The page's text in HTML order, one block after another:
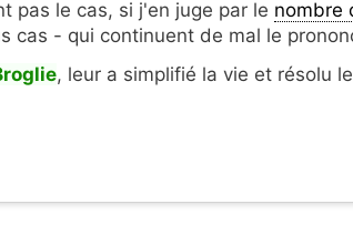
pas le cas, si j'en juge par le nombre
cas - qui continuent de mal le
, leur a simplifié la vie et résolu